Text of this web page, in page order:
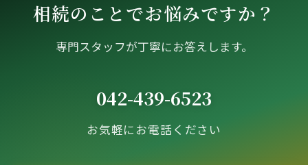
相続のことでお悩みですか？
専門スタッフが丁寧にお答えします。
042-439-6523
お気軽にお電話ください